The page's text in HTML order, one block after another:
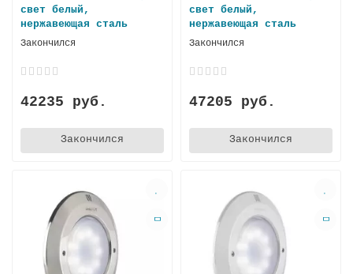
свет белый,
нержавеющая стaль
Закончился
42235 руб.
Закончился
свет белый,
нержавеющая сталь
Закончился
47205 руб.
Закончился